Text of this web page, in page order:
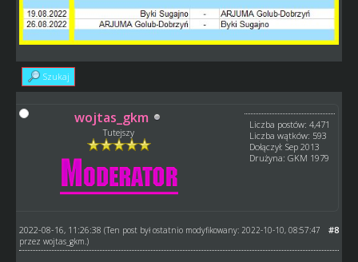
Szukaj
wojtas_gkm
Tutejszy
Liczba postów: 4,471
Liczba wątków: 593
Dołączył: Sep 2013
Drużyna: GKM 1979
#8
2022-08-16, 11:26:38 (Ten post był ostatnio modyfikowany: 2022-10-10, 08:57:47
przez wojtas_gkm .)